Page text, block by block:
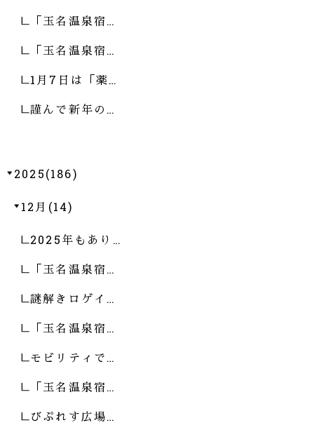
「玉名温泉宿…
「玉名温泉宿…
1月7日は「薬…
謹んで新年の…
2025(186)
12月(14)
2025年もあり…
「玉名温泉宿…
謎解きロゲイ…
「玉名温泉宿…
モビリティで…
「玉名温泉宿…
びぷれす広場…